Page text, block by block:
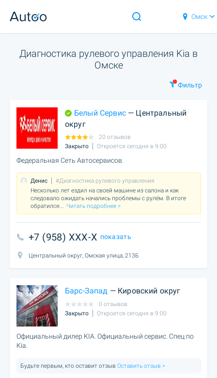
Омск
Диагностика рулевого управления Kia в
Омске
Фильтр
Белый Сервис— Центральный
округ
20 отзывов
Закрыто
Откроется сегодня в 9:00
Федеральная Сеть Автосервисов.
Денис
#Диагностика рулевого управления
Несколько лет ездил на своей машине из салона и как
следовало ожидать начались проблемы с рулём. В итоге
обратился... Читать подробнее >
+7 (958) XXX-X показать
Центральный округ, Омская улица, 213Б
Барс-Запад — Кировский округ
0 отзывов
Закрыто
Откроется сегодня в 9:00
Официальный дилер KIA. Официальный сервис. Спец по
Kia.
Будьте первым, кто оставит отзыв Оставить отзыв >